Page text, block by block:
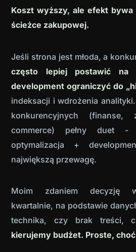
Koszt wyższy, ale efekt bywa
ścieżce zakupowej.
Jeśli strona jest młoda, a
często lepiej postawić
development ograniczyć do
indeksacji i wdrożenia
konkurencyjnych
commerce) pełny duet -
optymalizacja +
największą przewagę.
Moim zdaniem decyzję
kwartalnie, na podstawie
technika, czy brak treści,
kierujemy budżet. Proste,